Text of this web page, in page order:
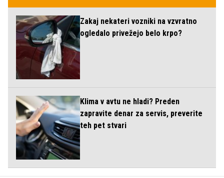
Zakaj nekateri vozniki na vzvratno
ogledalo privežejo belo krpo?
Klima v avtu ne hladi? Preden
zapravite denar za servis, preverite
teh pet stvari